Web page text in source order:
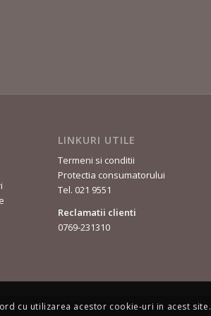
LINKURI UTILE
Termeni si conditii
Protectia consumatorului
Tel. 021 9551
Reclamatii clienti
0769-231310
cu utilizarea acestor cookie-uri in acest site.